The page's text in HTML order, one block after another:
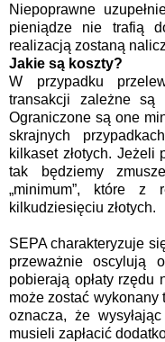
Niepoprawne
pieniądze nie trafią
realizacją zostaną
Jakie są koszty?
W przypadku
transakcji zależne są
Ograniczone są one
skrajnych
kilkaset złotych. Jeżeli
tak będziemy
„minimum”, które z
kilkudziesięciu złotych.
SEPA charakteryzuje
przeważnie oscylują
pobierają opłaty rzędu
może zostać wykonany
oznacza, że
musieli zapłacić